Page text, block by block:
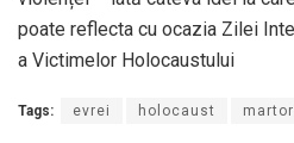
poate reflecta cu ocazia Zilei
a Victimelor Holocaustului
Tags: evrei holocaust